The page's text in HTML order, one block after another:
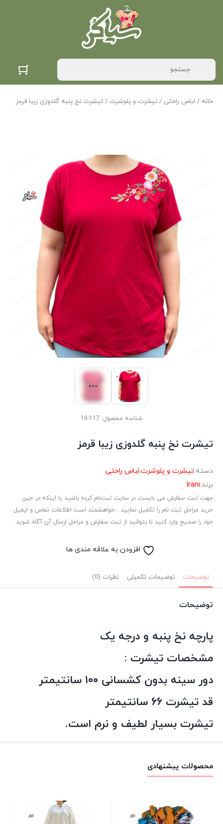
خانه / لباس راحتی / تیشرت و پلوشرت / تیشرت نخ پنبه گلدوزی زیبا قرمز
شناسه محصول: 117-18
تیشرت نخ پنبه گلدوزی زیبا قرمز
دسته:تیشرت و پلوشرت,لباس راحتی
برند:Irani
جهت ثبت سفارش می بایست در سایت ثبت‌نام کرده باشید یا اینکه در حین
خرید مراحل ثبت نام را تکمیل نمایید . خواهشمند است اطلاعات تماس و ایمیل
خود را صحیح وارد کنید تا بتوانید از ثبت سفارش و مراحل ارسال آن آگاه شوید.
افزودن به علاقه مندی ها
توضیحات توضیحات تکمیلی نظرات (0)
توضیحات
پارچه نخ پنبه و درجه یک
مشخصات تیشرت :
دور سینه بدون کشسانی ۱۰۰ سانتیمتر
قد تیشرت ۶۶ سانتیمتر
تیشرت بسیار لطیف و نرم است.
محصولات پیشنهادی